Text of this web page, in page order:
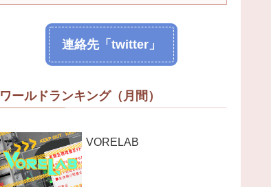
連絡先「twitter」
ワールドランキング（月間）
VORELAB